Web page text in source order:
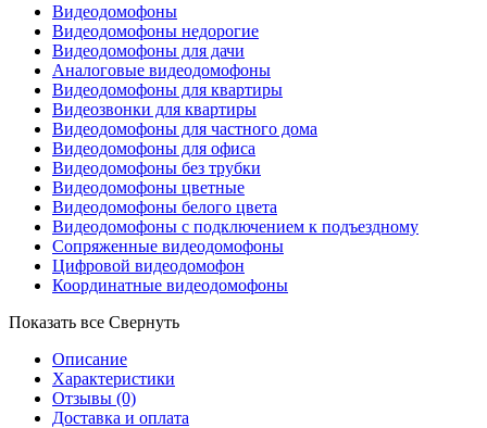
Видеодомофоны
Видеодомофоны недорогие
Видеодомофоны для дачи
Аналоговые видеодомофоны
Видеодомофоны для квартиры
Видеозвонки для квартиры
Видеодомофоны для частного дома
Видеодомофоны для офиса
Видеодомофоны без трубки
Видеодомофоны цветные
Видеодомофоны белого цвета
Видеодомофоны с подключением к подъездному
Сопряженные видеодомофоны
Цифровой видеодомофон
Координатные видеодомофоны
Показать все Свернуть
Описание
Характеристики
Отзывы (0)
Доставка и оплата